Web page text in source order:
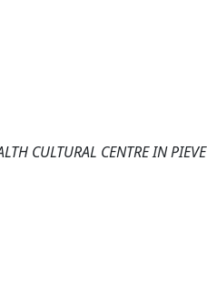
CULTURAL CENTRE IN PIEVE